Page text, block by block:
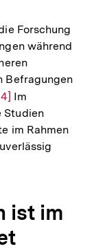
Forschung
während
Befragungen
Im
Studien
im Rahmen
ist im